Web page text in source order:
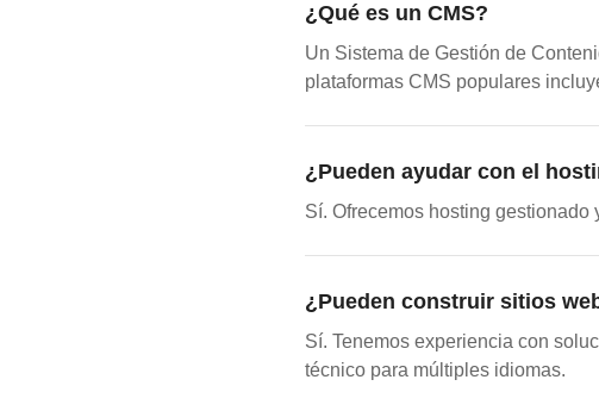
¿Qué es un CMS?
Un Sistema de Gestión de
plataformas CMS populares
¿Pueden ayudar con el
Sí. Ofrecemos hosting
¿Pueden construir sitios
Sí. Tenemos experiencia con
técnico para múltiples idiomas.